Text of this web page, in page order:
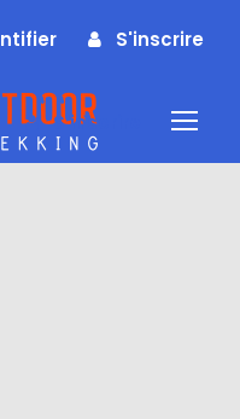
S'inscrire
S'inscrire